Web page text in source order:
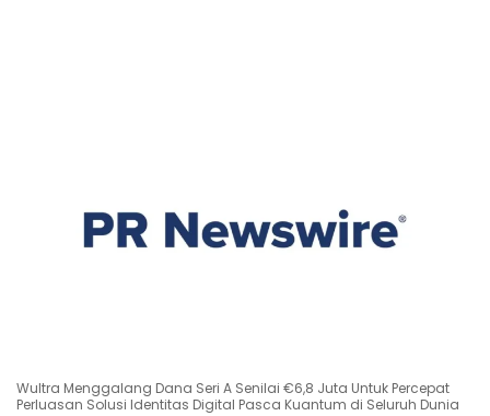
Wultra Menggalang Dana Seri A Senilai €6,8 Juta Untuk Percepat
Perluasan Solusi Identitas Digital Pasca Kuantum di Seluruh Dunia